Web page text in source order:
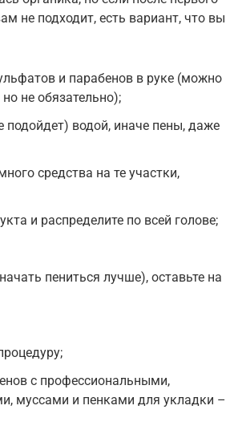
не подходит, есть вариант, что вы
и парабенов в руке (можно
не обязательно);
подойдет) водой, иначе пены, даже
средства на те участки,
и распределите по всей голове;
пениться лучше), оставьте на
с профессиональными,
муссами и пенками для укладки –